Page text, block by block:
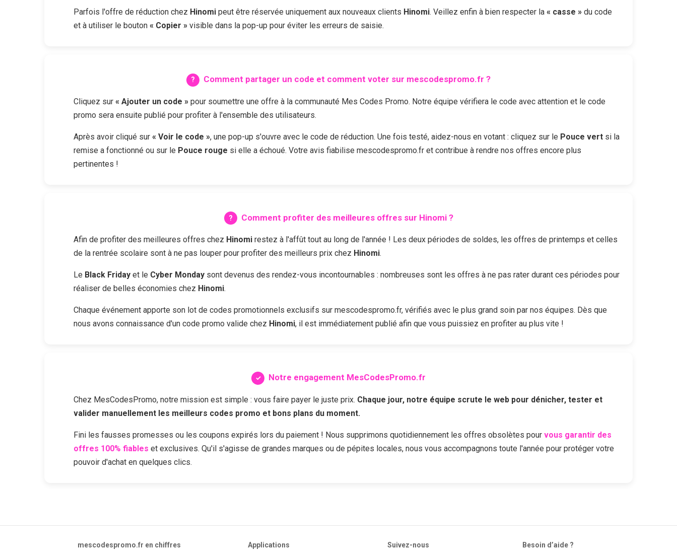
Parfois l'offre de réduction chez Hinomi peut être réservée uniquement aux nouveaux clients Hinomi. Veillez enfin à bien respecter la « casse » du code
et à utiliser le bouton « Copier » visible dans la pop-up pour éviter les erreurs de saisie.
Comment partager un code et comment voter sur mescodespromo.fr ?
Cliquez sur « Ajouter un code » pour soumettre une offre à la communauté Mes Codes Promo. Notre équipe vérifiera le code avec attention et le code
promo sera ensuite publié pour profiter à l'ensemble des utilisateurs.
Après avoir cliqué sur « Voir le code », une pop-up s'ouvre avec le code de réduction. Une fois testé, aidez-nous en votant : cliquez sur le Pouce vert si la
remise a fonctionné ou sur le Pouce rouge si elle a échoué. Votre avis fiabilise mescodespromo.fr et contribue à rendre nos offres encore plus
pertinentes !
Comment profiter des meilleures offres sur Hinomi?
Afin de profiter des meilleures offres chez Hinomi restez à l'affût tout au long de l'année ! Les deux périodes de soldes, les offres de printemps et celles
de la rentrée scolaire sont à ne pas louper pour profiter des meilleurs prix chez Hinomi.
Le Black Friday et le Cyber Monday sont devenus des rendez-vous incontournables : nombreuses sont les offres à ne pas rater durant ces périodes pour
réaliser de belles économies chez Hinomi.
Chaque événement apporte son lot de codes promotionnels exclusifs sur mescodespromo.fr, vérifiés avec le plus grand soin par nos équipes. Dès que
nous avons connaissance d'un code promo valide chez Hinomi, il est immédiatement publié afin que vous puissiez en profiter au plus vite !
Notre engagement MesCodesPromo.fr
Chez MesCodesPromo, notre mission est simple : vous faire payer le juste prix. Chaque jour, notre équipe scrute le web pour dénicher, tester et
valider manuellement les meilleurs codes promo et bons plans du moment.
Fini les fausses promesses ou les coupons expirés lors du paiement ! Nous supprimons quotidiennement les offres obsolètes pour vous garantir des
offres 100% fiables et exclusives. Qu'il s'agisse de grandes marques ou de pépites locales, nous vous accompagnons toute l'année pour protéger votre
pouvoir d'achat en quelques clics.
mescodespromo.fr en chiffres Applications Suivez-nous Besoin d’aide ?